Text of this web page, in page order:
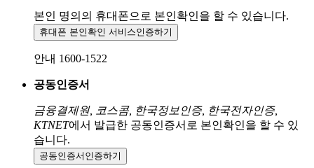
본인 명의의 휴대폰으로 본인확인을 할 수 있습니다.
휴대폰 본인확인 서비스인증하기
안내 1600-1522
공동인증서
금융결제원, 코스콤, 한국정보인증, 한국전자인증,
KTNET에서 발급한 공동인증서로 본인확인을 할 수 있
습니다.
공동인증서 인증하기